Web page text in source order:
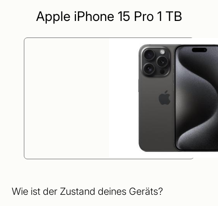
Apple iPhone 15 Pro 1 TB
Wie ist der Zustand deines Geräts?